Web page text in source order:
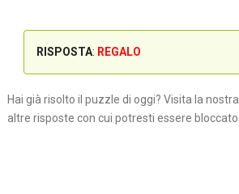
RISPOSTA: REGALO
Hai già risolto il puzzle di oggi? Visita la nostra
altre risposte con cui potresti essere bloccato